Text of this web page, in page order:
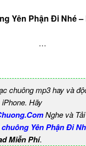
Yên Phận Đi Nhé
…
chuông mp3 hay và
Hãy
Nghe và
Yên Phận Đi
Miễn Phí.